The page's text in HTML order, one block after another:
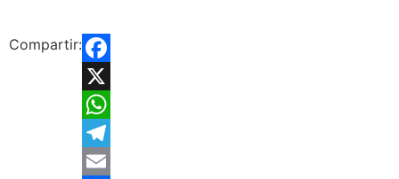
Compartir:
Facebook
X
WhatsApp
Telegram